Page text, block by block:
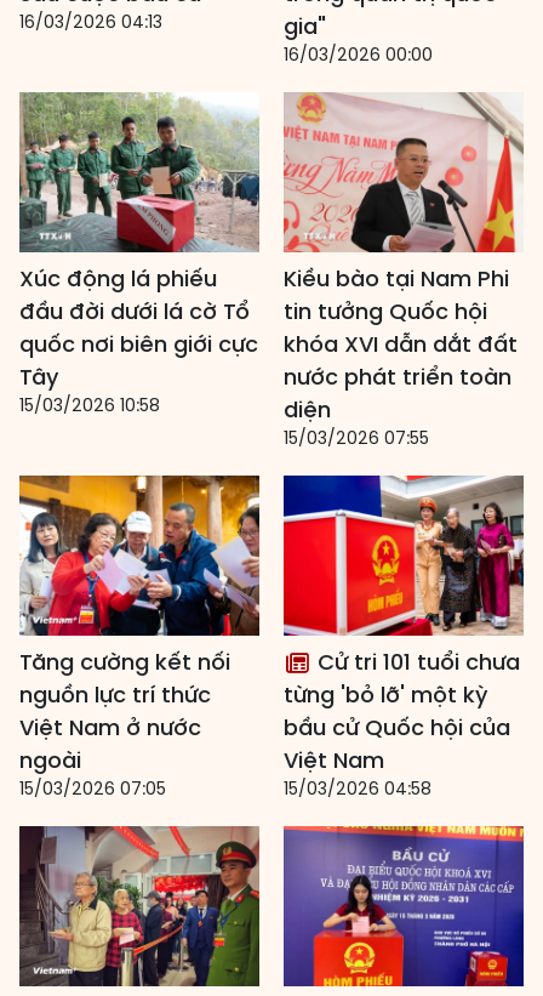
16/03/2026 04:13
gia"
16/03/2026 00:00
Xúc động lá phiếu
đầu đời dưới lá cờ Tổ
quốc nơi biên giới cực
Tây
15/03/2026 10:58
Kiều bào tại Nam Phi
tin tưởng Quốc hội
khóa XVI dẫn dắt đất
nước phát triển toàn
diện
15/03/2026 07:55
Tăng cường kết nối
nguồn lực trí thức
Việt Nam ở nước
ngoài
15/03/2026 07:05
Cử tri 101 tuổi chưa
từng 'bỏ lỡ' một kỳ
bầu cử Quốc hội của
Việt Nam
15/03/2026 04:58